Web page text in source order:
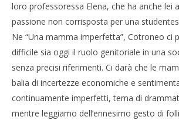
loro professoressa Elena, che ha anche lei
passione non corrisposta per una
Ne “Una mamma imperfetta”, Cotroneo ci
difficile sia oggi il ruolo genitoriale in una
senza precisi riferimenti. Ci darà che le
balia di incertezze economiche e
continuamente imperfetti, tema di
mentre leggiamo dell’ennesimo gesto di